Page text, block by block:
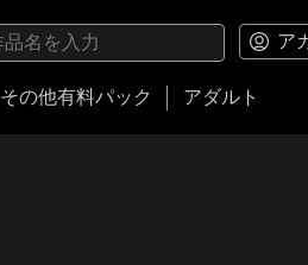
ア
その他有料パック アダルト